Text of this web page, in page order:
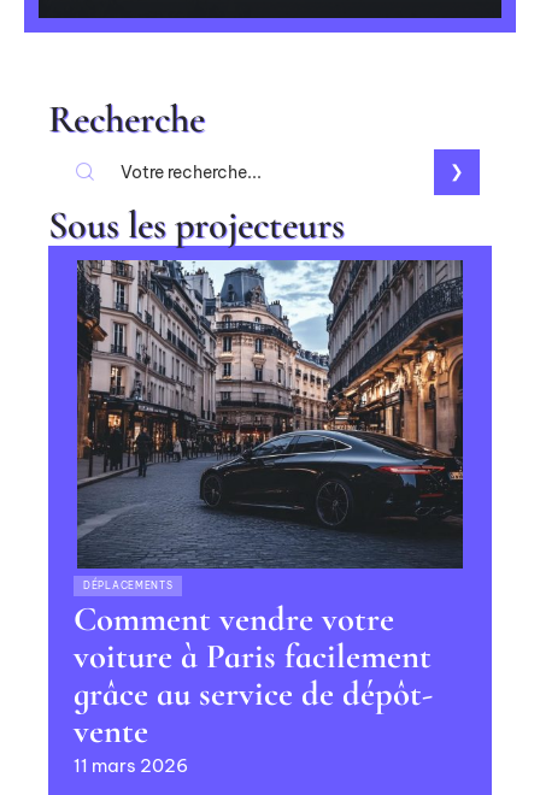
Recherche
Sous les projecteurs
DÉPLACEMENTS
Comment vendre votre
voiture à Paris facilement
grâce au service de dépôt-
vente
11 mars 2026